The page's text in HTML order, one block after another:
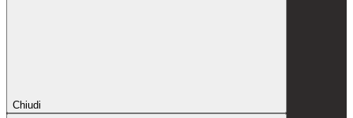
Chiudi